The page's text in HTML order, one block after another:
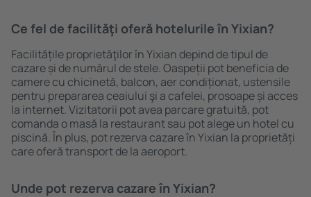
Ce fel de facilităţi oferă hotelurile în Yixian?
Facilitățile proprietăţilor în Yixian depind de tipul de
cazare și de numărul de stele. Oaspeții pot beneficia de
camere cu chicinetă, balcon, aer condiționat, ustensile
pentru prepararea ceaiului şi a cafelei, prosoape și acces
la internet. Vizitatorii pot avea parcare gratuită, pot
comanda o masă la restaurant sau pot alege un hotel cu
piscină. În plus, pot rezerva cazare în Yixian la proprietăți
care oferă transport de la aeroport.
Unde pot rezerva cazare în Yixian?